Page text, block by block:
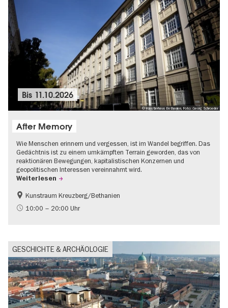
© Künstlerhaus Bethanien, Foto: Georg Schroeder
Bis 11.10.2026
After Memory
Wie Menschen erinnern und vergessen, ist im Wandel begriffen. Das
Gedächtnis ist zu einem umkämpften Terrain geworden, das von
reaktionären Bewegungen, kapitalistischen Konzernen und
geopolitischen Interessen vereinnahmt wird.
Weiterlesen
Gratis
International
Kunstraum Kreuzberg/Bethanien
10:00 – 20:00 Uhr
GESCHICHTE & ARCHÄOLOGIE